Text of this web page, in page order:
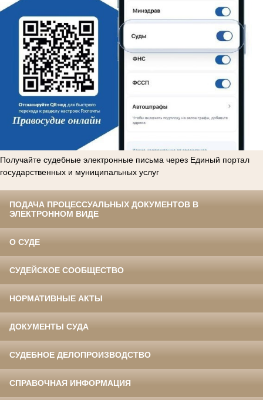
Получайте судебные электронные письма через Единый портал
государственных и муниципальных услуг
ПОДАЧА ПРОЦЕССУАЛЬНЫХ ДОКУМЕНТОВ В
ЭЛЕКТРОННОМ ВИДЕ
О СУДЕ
СУДЕЙСКОЕ СООБЩЕСТВО
НОРМАТИВНЫЕ АКТЫ
ДОКУМЕНТЫ СУДА
СУДЕБНОЕ ДЕЛОПРОИЗВОДСТВО
СПРАВОЧНАЯ ИНФОРМАЦИЯ